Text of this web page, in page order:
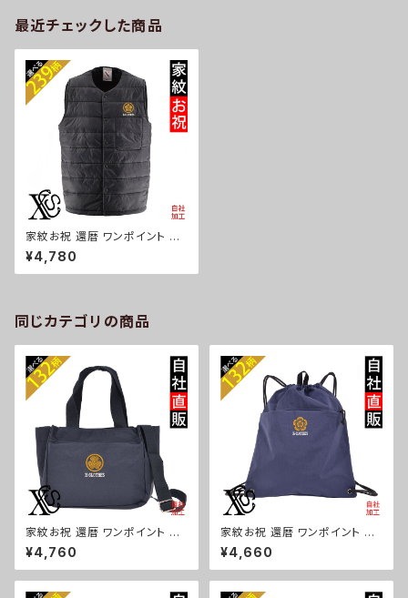
最近チェックした商品
家紋お祝 還暦 ワンポイント 刺
繍 オリジナル 中綿入り 薄い イ
ンナー ベスト ライト 後裾が長
めのダックテール ブラック ネイ
¥4,780
同じカテゴリの商品
家紋お祝 還暦 ワンポイント 刺
繍トート ショルダーバッグ カジ
ュアル 軽量 レディース メンズ
雑貨 グッズ 自社ブランド 柄 丸
¥4,760
家紋お祝 還暦 ワンポイント 刺
繍撥水 ナイロン ナップサック メ
ンズ 大容量 ジム サブバッグ レ
ディース 雑貨 グッズ 自社ブラン
¥4,660